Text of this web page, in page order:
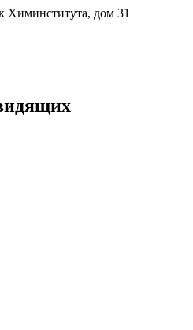
Химинститута, дом 31